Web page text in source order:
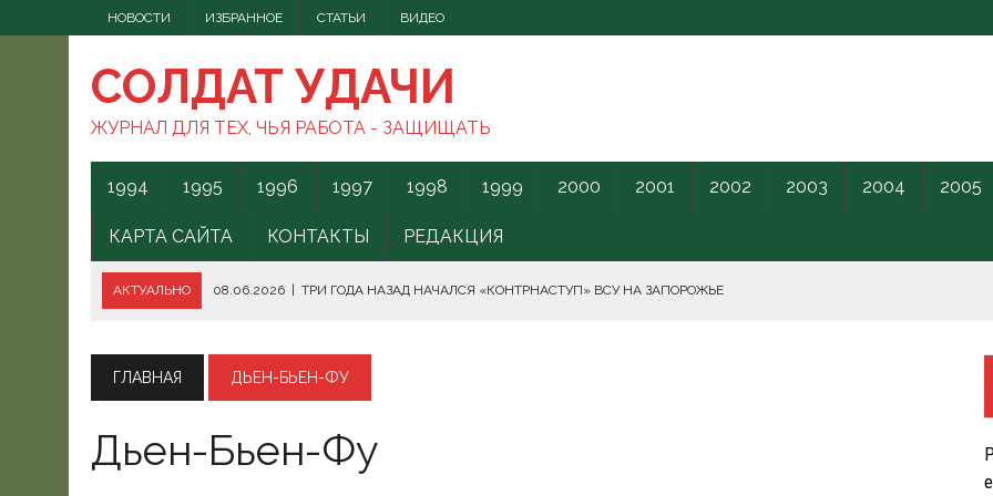
НОВОСТИ ИЗБРАННОЕ СТАТЬИ ВИДЕО
СОЛДАТ УДАЧИ
ЖУРНАЛ ДЛЯ ТЕХ, ЧЬЯ РАБОТА - ЗАЩИЩАТЬ
1994 1995 1996 1997 1998 1999 2000 2001 2002 2003 2004 2005
КАРТА САЙТА КОНТАКТЫ РЕДАКЦИЯ
АКТУАЛЬНО 08.06.2026 ТРИ ГОДА НАЗАД НАЧАЛСЯ «КОНТРНАСТУП» ВСУ НА ЗАПОРОЖЬЕ
07.06.2026 | БОРЬБА С НАШИМИ МОГАМИ. ЧТО ДЕЛАТЬ?
07.06.2026 ВЫЯСНИЛОСЬ, ОТКУДА ВСУ ЗАПУСКАЛИ БЕСПИЛОТНИКИ В ЛЕНОБЛАСТЬ НАКАНУНЕ ОТКРЫТИЯ ПМЭФ.
07.06.2026 В КЕНИИ ВСПЫХНУЛИ ПРОТЕСТЫ ПРОТИВ СЕКРЕТНОГО КАРАНТИННОГО ЦЕНТРА США.
ГЛАВНАЯ ДЬЕН-БЬЕН-ФУ
Дьен-Бьен-Фу